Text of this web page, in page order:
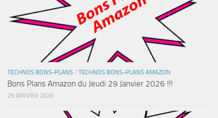
TECHNOS BONS-PLANS / TECHNOS BONS-PLANS AMAZON
Bons Plans Amazon du Jeudi 29 Janvier 2026 !!!
29 JANVIER 2026